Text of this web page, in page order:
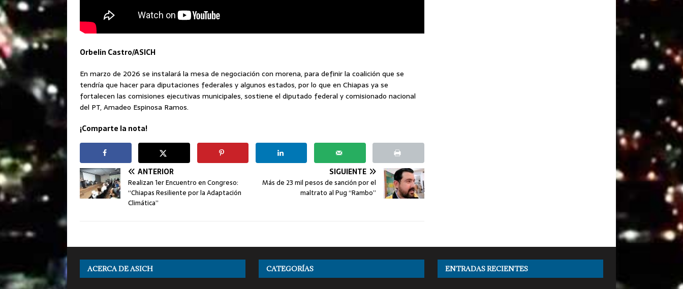
Orbelin Castro/ASICH
En marzo de 2026 se instalará la mesa de negociación con morena, para definir la coalición que se
tendría que hacer para diputaciones federales y algunos estados, por lo que en Chiapas ya se
fortalecen las comisiones ejecutivas municipales, sostiene el diputado federal y comisionado nacional
del PT, Amadeo Espinosa Ramos.
¡Comparte la nota!
ANTERIOR
Realizan 1er Encuentro en Congreso:
“Chiapas Resiliente por la Adaptación
Climática”
SIGUIENTE
Más de 23 mil pesos de sanción por el
maltrato al Pug “Rambo”
ACERCA DE ASICH CATEGORÍAS ENTRADAS RECIENTES